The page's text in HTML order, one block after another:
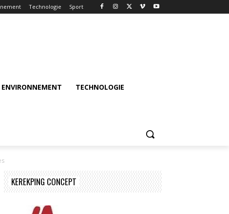
Technologie Sport
ENVIRONNEMENT TECHNOLOGIE
KEREKPING CONCEPT